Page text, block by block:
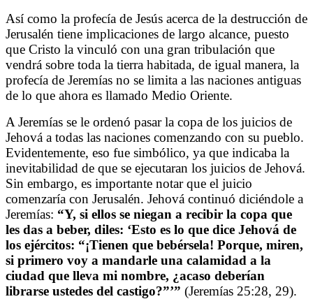
Así como la profecía de Jesús acerca de la destrucción de
Jerusalén tiene implicaciones de largo alcance, puesto
que Cristo la vinculó con una gran tribulación que
vendrá sobre toda la tierra habitada, de igual manera, la
profecía de Jeremías no se limita a las naciones antiguas
de lo que ahora es llamado Medio Oriente.
A Jeremías se le ordenó pasar la copa de los juicios de
Jehová a todas las naciones comenzando con su pueblo.
Evidentemente, eso fue simbólico, ya que indicaba la
inevitabilidad de que se ejecutaran los juicios de Jehová.
Sin embargo, es importante notar que el juicio
comenzaría con Jerusalén. Jehová continuó diciéndole a
Jeremías: “Y, si ellos se niegan a recibir la copa que
les das a beber, diles: ‘Esto es lo que dice Jehová de
los ejércitos: “¡Tienen que bebérsela! Porque, miren,
si primero voy a mandarle una calamidad a la
ciudad que lleva mi nombre, ¿acaso deberían
librarse ustedes del castigo?”’” (Jeremías 25:28, 29).